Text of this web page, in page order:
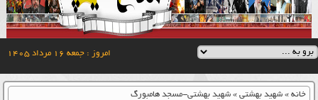
امروز : جمعه ۱۶ مرداد ۱۴۰۵
خانه» شهید بهشتی» شهید بهشتی-مسجد هامبورگ